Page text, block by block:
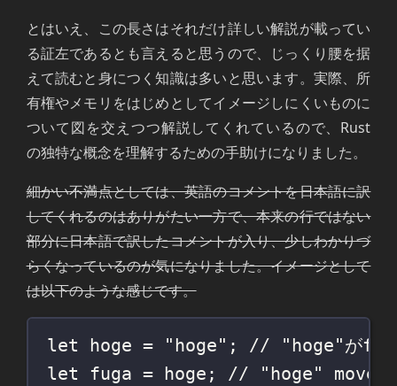
とはいえ、この長さはそれだけ詳しい解説が載ってい
る証左であるとも言えると思うので、じっくり腰を据
えて読むと身につく知識は多いと思います。実際、所
有権やメモリをはじめとしてイメージしにくいものに
ついて図を交えつつ解説してくれているので、Rust
の独特な概念を理解するための手助けになりました。
細かい不満点としては、英語のコメントを日本語に訳
してくれるのはありがたい一方で、本来の行ではない
部分に日本語で訳したコメントが入り、少しわかりづ
らくなっているのが気になりました。イメージとして
は以下のような感じです。
let hoge = "hoge" ; // "hoge"がfuga
let fuga = hoge; // "hoge"